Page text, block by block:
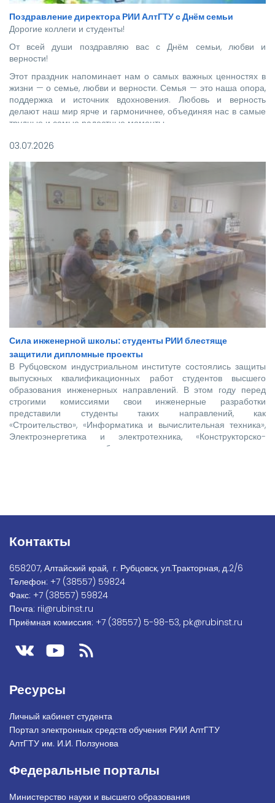
Поздравление директора РИИ АлтГТУ с Днём семьи
Дорогие коллеги и студенты!
От всей души поздравляю вас с Днём семьи, любви и
верности!
Этот праздник напоминает нам о самых важных ценностях в
жизни — о семье, любви и верности. Семья — это наша опора,
поддержка и источник вдохновения. Любовь и верность
делают наш мир ярче и гармоничнее, объединяя нас в самые
трудные и самые радостные моменты.
03.07.2026
Сила инженерной школы: студенты РИИ блестяще
защитили дипломные проекты
В Рубцовском индустриальном институте состоялись защиты
выпускных квалификационных работ студентов высшего
образования инженерных направлений. В этом году перед
строгими комиссиями свои инженерные разработки
представили студенты таких направлений, как
«Строительство», «Информатика и вычислительная техника»,
Электроэнергетика и электротехника, «Конструкторско-
технологическое обеспечение машиностроительных
Контакты
658207, Алтайский край, г. Рубцовск, ул.Тракторная, д.2/6
Телефон: +7 (38557) 59824
Факс: +7 (38557) 59824
Почта: rii@rubinst.ru
Приёмная комиссия: +7 (38557) 5-98-53, pk@rubinst.ru
Ресурсы
Личный кабинет студента
Портал электронных средств обучения РИИ АлтГТУ
АлтГТУ им. И.И. Ползунова
Федеральные порталы
Министерство науки и высшего образования